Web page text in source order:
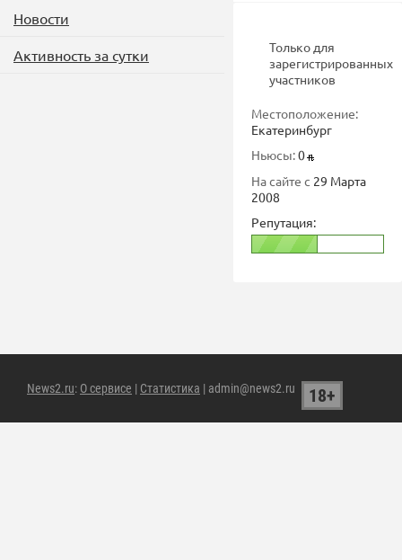
Новости
Активность за сутки
Только для
зарегистрированных
участников
Местоположение:
Екатеринбург
Ньюсы:0
На сайте с 29 Марта
2008
Репутация:
News2.ru: О сервисе | Статистика | admin@news2.ru 18+